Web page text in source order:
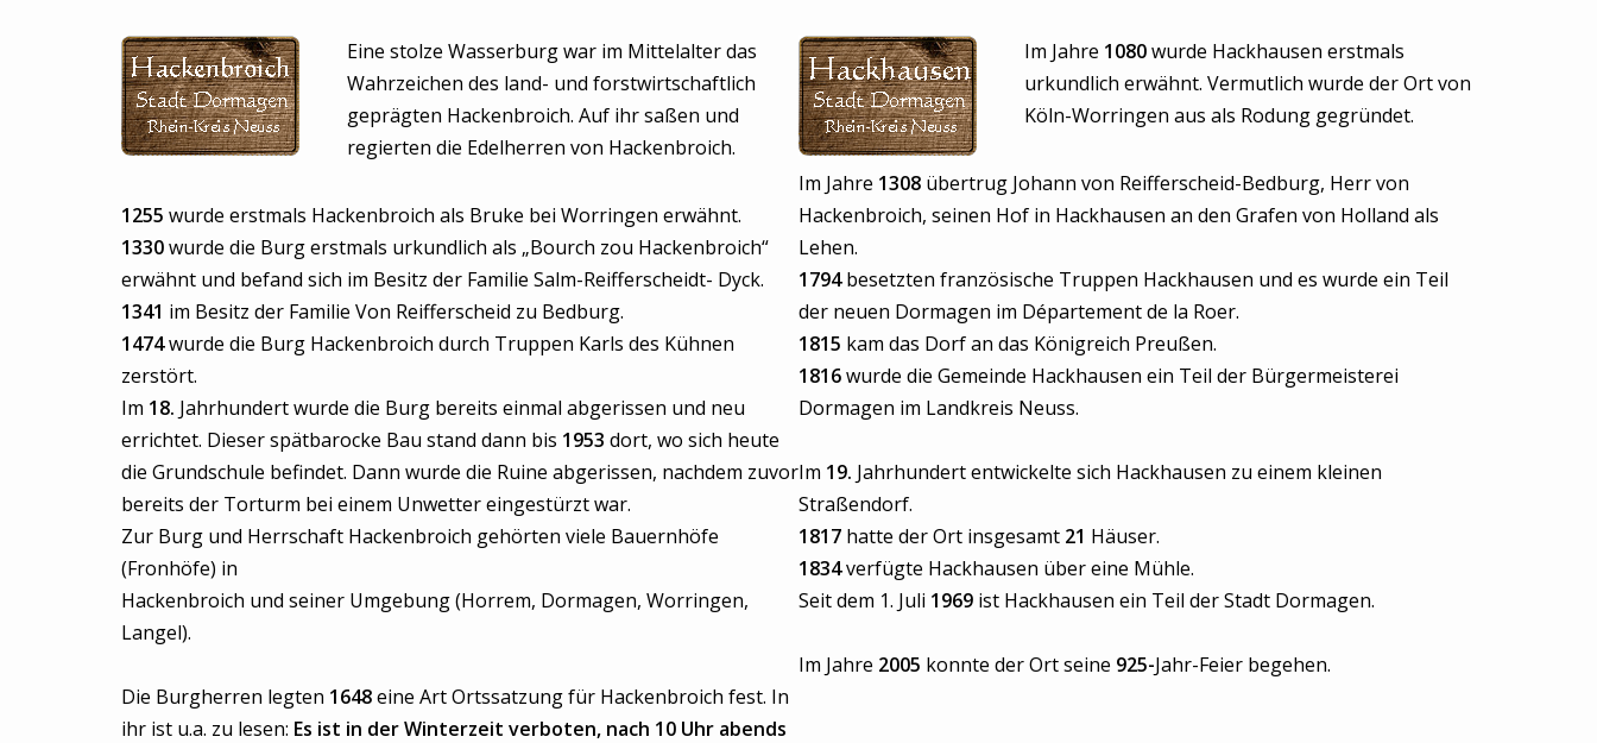
Eine stolze Wasserburg war im Mittelalter das
Wahrzeichen des land- und forstwirtschaftlich
geprägten Hackenbroich. Auf ihr saßen und
regierten die Edelherren von Hackenbroich.
1255 wurde erstmals Hackenbroich als Bruke bei Worringen erwähnt.
1330wurde die Burg erstmals urkundlich als „Bourch zou Hackenbroich“
erwähnt und befand sich im Besitz der Familie Salm-Reifferscheidt- Dyck.
1341 im Besitz der Familie Von Reifferscheid zu Bedburg.
1474wurde die Burg Hackenbroich durch Truppen Karls des Kühnen
zerstört.
Im 18. Jahrhundert wurde die Burg bereits einmal abgerissen und neu
errichtet. Dieser spätbarocke Bau stand dann bis 1953 dort, wo sich heute
die Grundschule befindet. Dann wurde die Ruine abgerissen, nachdem zuvor
bereits der Torturm bei einem Unwetter eingestürzt war.
Zur Burg und Herrschaft Hackenbroich gehörten viele Bauernhöfe
(Fronhöfe) in
Hackenbroich und seiner Umgebung (Horrem, Dormagen, Worringen,
Langel).
Die Burgherren legten 1648eine Art Ortssatzung für Hackenbroich fest. In
ihr ist u.a. zu lesen: Es ist in der Winterzeit verboten, nach 10 Uhr abends
Im Jahre 1080wurde Hackhausen erstmals
urkundlich erwähnt. Vermutlich wurde der Ort von
Köln-Worringen aus als Rodung gegründet.
Im Jahre 1308 übertrug Johann von Reifferscheid-Bedburg, Herr von
Hackenbroich, seinen Hof in Hackhausen an den Grafen von Holland als
Lehen.
1794besetzten französische Truppen Hackhausen und es wurde ein Teil
der neuen Dormagen im Département de la Roer.
1815 kam das Dorf an das Königreich Preußen.
1816wurde die Gemeinde Hackhausen ein Teil der Bürgermeisterei
Dormagen im Landkreis Neuss.
Im 19. Jahrhundert entwickelte sich Hackhausen zu einem kleinen
Straßendorf.
1817 hatte der Ort insgesamt 21 Häuser.
1834verfügte Hackhausen über eine Mühle.
Seit dem 1. Juli 1969 ist Hackhausen ein Teil der Stadt Dormagen.
Im Jahre 2005 konnte der Ort seine 925-Jahr-Feier begehen.